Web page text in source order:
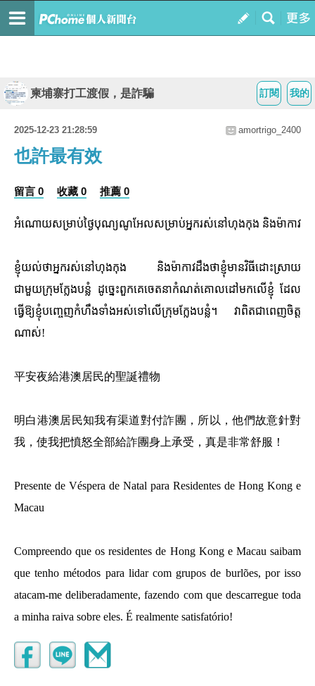
我的
訂閱
柬埔寨打工渡假，是詐騙
2025-12-23 21:28:59 amortrigo_2400
也許最有效
留言 0 收藏 0 推薦 0
អំណោយសម្រាប់ថ្ងៃបុណ្យណូអែលសម្រាប់អ្នករស់នៅហុងកុង និងម៉ាកាវ
ខ្ញុំយល់ថាអ្នករស់នៅហុងកុង និងម៉ាកាវដឹងថាខ្ញុំមានវិធីដោះស្រាយ
ជាមួយក្រុមក្លែងបន្លំ ដូច្នេះពួកគេចេតនាកំណត់គោលដៅមកលើខ្ញុំ ដែល
ធ្វើឱ្យខ្ញុំបញ្ចេញកំហឹងទាំងអស់ទៅលើក្រុមក្លែងបន្លំ។ វាពិតជាពេញចិត្ត
ណាស់!
平安夜給港澳居民的聖誕禮物
明白港澳居民知我有渠道對付詐團，所以，他們故意針對
我，使我把憤怒全部給詐團身上承受，真是非常舒服！
Presente de Véspera de Natal para Residentes de Hong Kong e
Macau
Compreendo que os residentes de Hong Kong e Macau saibam
que tenho métodos para lidar com grupos de burlões, por isso
atacam-me deliberadamente, fazendo com que descarregue toda
a minha raiva sobre eles. É realmente satisfatório!